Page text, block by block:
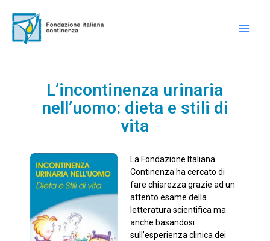
contenuto
L’incontinenza urinaria
nell’uomo: dieta e stili di
vita
La Fondazione Italiana
Continenza ha cercato di
fare chiarezza grazie ad un
attento esame della
letteratura scientifica ma
anche basandosi
sull’esperienza clinica dei